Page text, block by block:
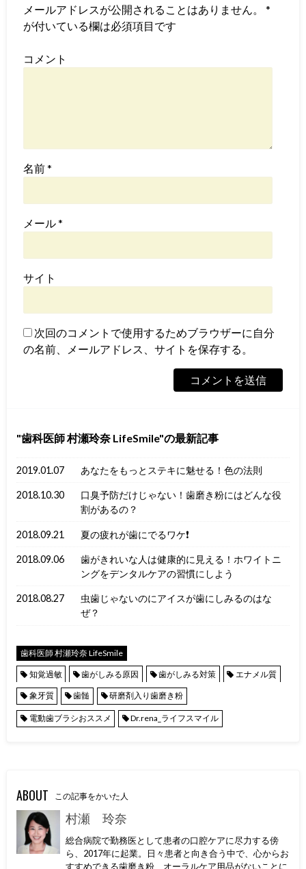
メールアドレスが公開されることはありません。
*
が付いている欄は必須項目です
コメント
名前*
メール*
サイト
次回のコメントで使用するためブラウザーに自分
の名前、メールアドレス、サイトを保存する。
歯科医師 村瀬玲奈 LifeSmile の最新記事
2019.01.07 あなたをもっとステキに魅せる！色の法則
2018.10.30
口臭予防だけじゃない！歯磨き粉にはどんな役
割があるの？
2018.09.21 夏の疲れが歯にでるワケ❗️
2018.09.06
歯がきれいな人は健康的に見える！ホワイトニ
ングをデンタルケアの習慣にしよう
2018.08.27
虫歯じゃないのにアイスが歯にしみるのはな
ぜ？
歯科医師 村瀬玲奈 LifeSmile
知覚過敏
歯がしみる原因 歯がしみる対策 エナメル質
象牙質 歯髄 研磨剤入り歯磨き粉
電動歯ブラシおススメ Dr.rena_ライフスマイル
ABOUT この記事をかいた人
村瀬 玲奈
総合病院で勤務医として患者の口腔ケアに尽力する傍
ら、2017年に起業。日々患者と向き合う中で、心からお
すすめできる歯磨き粉、オーラルケア用品がないことに